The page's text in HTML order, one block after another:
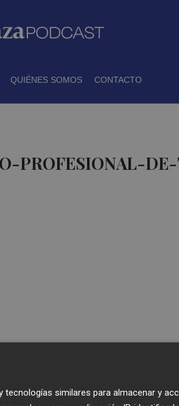
QUIÉNES SOMOS CONTACTO
PROFESIONAL-
similares para almacenar y